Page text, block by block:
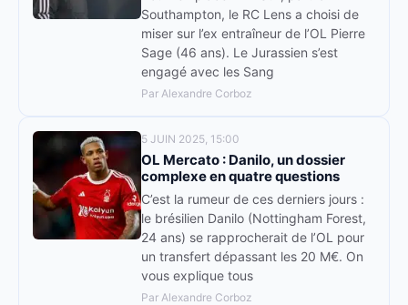
Southampton, le RC Lens a choisi de
miser sur l’ex entraîneur de l’OL Pierre
Sage (46 ans). Le Jurassien s’est
engagé avec les Sang
Par Alexandre Corboz
5 JUIN 2025, 15:00
OL Mercato : Danilo, un dossier
complexe en quatre questions
C’est la rumeur de ces derniers jours :
le brésilien Danilo (Nottingham Forest,
24 ans) se rapprocherait de l’OL pour
un transfert dépassant les 20 M€. On
vous explique tous
Par Alexandre Corboz